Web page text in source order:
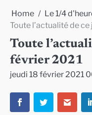
Home
Le 1/4
Toute l’actualité de
Toute
février 2021
jeudi 18 février 2021